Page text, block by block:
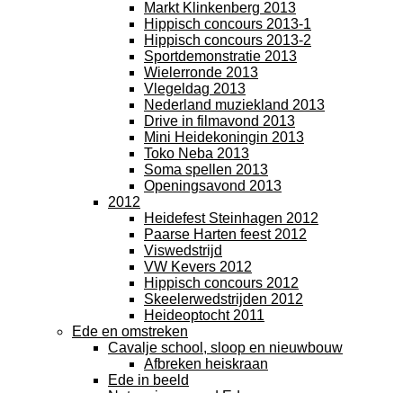
Markt Klinkenberg 2013
Hippisch concours 2013-1
Hippisch concours 2013-2
Sportdemonstratie 2013
Wielerronde 2013
Vlegeldag 2013
Nederland muziekland 2013
Drive in filmavond 2013
Mini Heidekoningin 2013
Toko Neba 2013
Soma spellen 2013
Openingsavond 2013
2012
Heidefest Steinhagen 2012
Paarse Harten feest 2012
Viswedstrijd
VW Kevers 2012
Hippisch concours 2012
Skeelerwedstrijden 2012
Heideoptocht 2011
Ede en omstreken
Cavalje school, sloop en nieuwbouw
Afbreken heiskraan
Ede in beeld